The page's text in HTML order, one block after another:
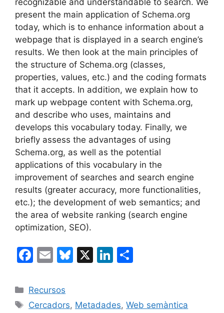
recognizable and understandable to search. We
present the main application of Schema.org
today, which is to enhance information about a
webpage that is displayed in a search engine’s
results. We then look at the main principles of
the structure of Schema.org (classes,
properties, values, etc.) and the coding formats
that it accepts. In addition, we explain how to
mark up webpage content with Schema.org,
and describe who uses, maintains and
develops this vocabulary today. Finally, we
briefly assess the advantages of using
Schema.org, as well as the potential
applications of this vocabulary in the
improvement of searches and search engine
results (greater accuracy, more functionalities,
etc.); the development of web semantics; and
the area of website ranking (search engine
optimization, SEO).
F
c
e
E
ai
l
Bl
s
X
Li
e p
Categories
Recursos
Etiquetes
Cercadors, Metadades,Web semàntica